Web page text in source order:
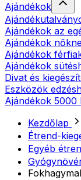
Ajándékok
Ajándékok az
Ajándékok
Ajándékok
Ajándékok
Divat és
Eszközök
Ajándékok 5000
Kezdőlap
Étrend-
Egyéb